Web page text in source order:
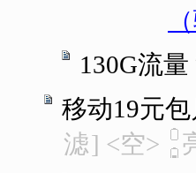
130G流量
移动19元
滤] <空>